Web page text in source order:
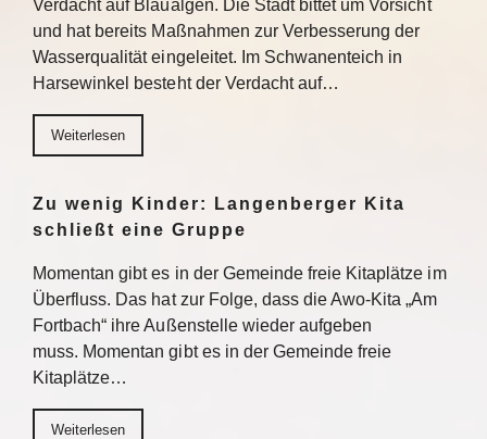
Verdacht auf Blaualgen. Die Stadt bittet um Vorsicht
und hat bereits Maßnahmen zur Verbesserung der
Wasserqualität eingeleitet. Im Schwanenteich in
Harsewinkel besteht der Verdacht auf…
Weiterlesen
Zu wenig Kinder: Langenberger Kita
schließt eine Gruppe
Momentan gibt es in der Gemeinde freie Kitaplätze im
Überfluss. Das hat zur Folge, dass die Awo-Kita „Am
Fortbach“ ihre Außenstelle wieder aufgeben
muss. Momentan gibt es in der Gemeinde freie
Kitaplätze…
Weiterlesen